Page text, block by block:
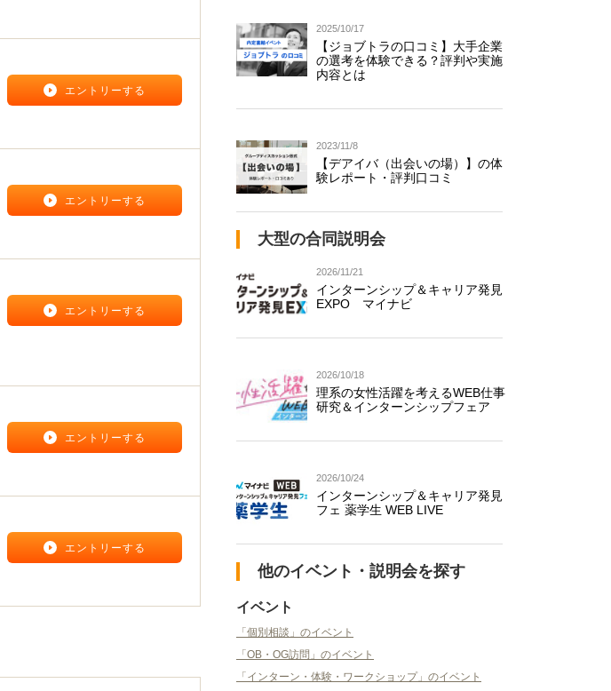
エントリーする
エントリーする
エントリーする
エントリーする
エントリーする
2025/10/17
【ジョブトラの口コミ】大手企業
の選考を体験できる？評判や実施
内容とは
2023/11/8
【デアイバ（出会いの場）】の体
験レポート・評判口コミ
大型の合同説明会
2026/11/21
インターンシップ＆キャリア発見
EXPO マイナビ
2026/10/18
理系の女性活躍を考えるWEB仕事
研究＆インターンシップフェア
2026/10/24
インターンシップ＆キャリア発見
フェ 薬学生 WEB LIVE
他のイベント・説明会を探す
イベント
「個別相談」のイベント
「OB・OG訪問」のイベント
「インターン・体験・ワークショップ」のイベント